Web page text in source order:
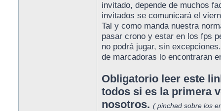
invitado, depende de muchos
invitados se comunicará el
Tal y como manda nuestra
pasar crono y estar en los fps
no podrá jugar, sin
de marcadoras lo encontraran
Obligatorio leer este
todos si es la primera
nosotros. ( pinchad sobre los